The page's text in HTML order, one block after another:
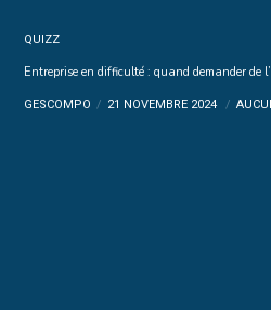
QUIZZ
Entreprise en difficulté : quand demander de
GESCOMPO 21 NOVEMBRE 2024